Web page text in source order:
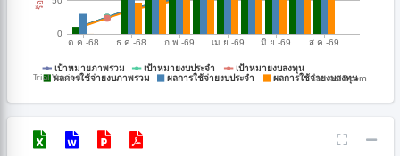
CanvasJS.com